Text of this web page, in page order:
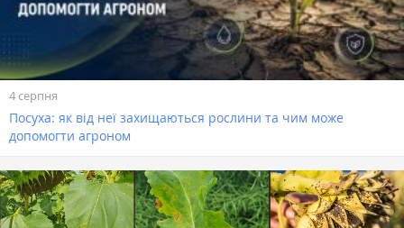
4 серпня
Посуха: як від неї захищаються рослини та чим може
допомогти агроном